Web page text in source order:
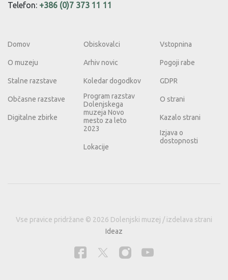
Telefon: +386 (0)7 373 11 11
Domov
O muzeju
Stalne razstave
Občasne razstave
Digitalne zbirke
Obiskovalci
Arhiv novic
Koledar dogodkov
Program razstav
Dolenjskega
muzeja Novo
mesto za leto
2023
Lokacije
Vstopnina
Pogoji rabe
GDPR
O strani
Kazalo strani
Izjava o
dostopnosti
Vse pravice pridržane © 2026 Dolenjski muzej / izdelava strani
Ideaz